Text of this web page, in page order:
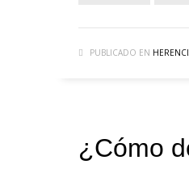
PUBLICADO EN
¿Cómo